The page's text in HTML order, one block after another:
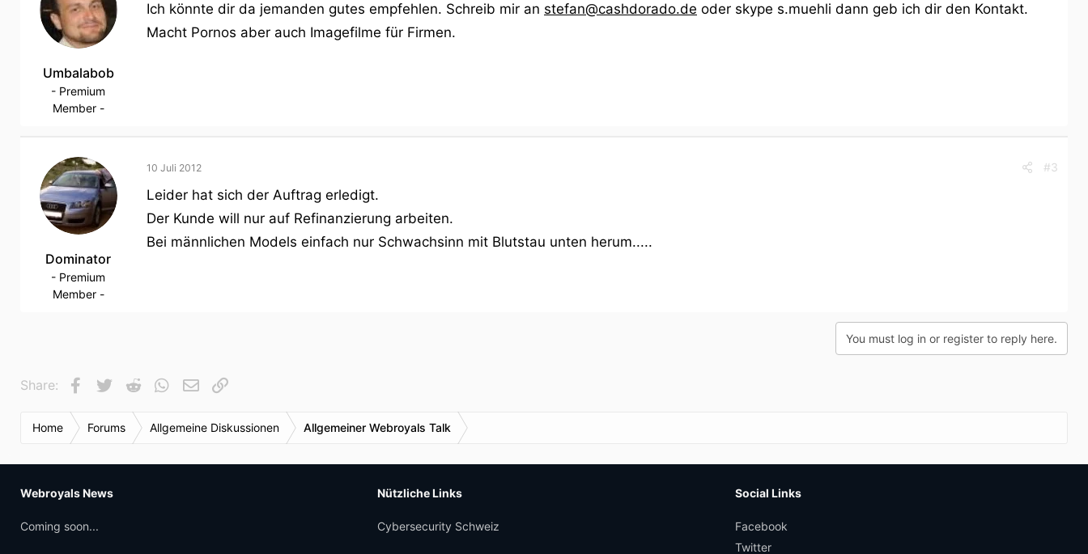
Umbalabob
- Premium
Member -
Ich könnte dir da jemanden gutes empfehlen. Schreib mir an stefan@cashdorado.de oder skype s.muehli dann geb ich dir den Kontakt.
Macht Pornos aber auch Imagefilme für Firmen.
Dominator
- Premium
Member -
10 Juli 2012 #3
Leider hat sich der Auftrag erledigt.
Der Kunde will nur auf Refinanzierung arbeiten.
Bei männlichen Models einfach nur Schwachsinn mit Blutstau unten herum.....
You must log in or register to reply here.
Share: FacebookTwitterReddit WhatsApp
E-Mail
Home Forums Allgemeine Diskussionen Allgemeiner Webroyals Talk
Webroyals News
Coming soon...
Nützliche Links
Cybersecurity Schweiz
Social Links
Facebook
Twitter